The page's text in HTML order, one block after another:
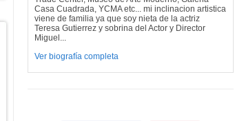
Casa Cuadrada, YCMA etc... mi inclinacion artistica
viene de familia ya que soy nieta de la actriz
Teresa Gutierrez y sobrina del Actor y Director
Miguel...
Ver biografía completa